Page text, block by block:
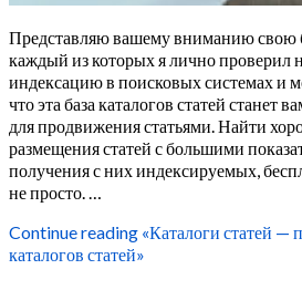
Представляю вашему вниманию свою
каждый из которых я лично проверил
индексацию в поисковых системах и
что эта база каталогов статей станет
для продвижения статьями. Найти
размещения статей с большими
получения с них индексируемых,
не просто. …
Continue reading «Каталоги статей —
каталогов статей»